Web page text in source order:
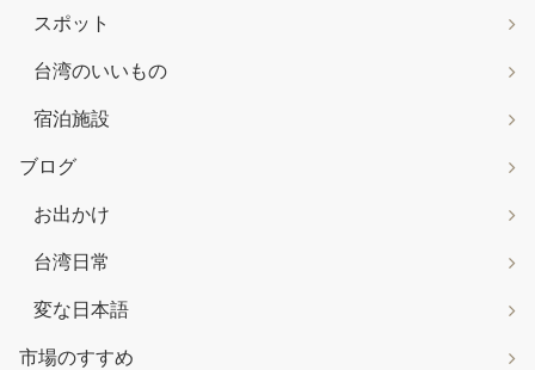
スポット
台湾のいいもの
宿泊施設
ブログ
お出かけ
台湾日常
変な日本語
市場のすすめ